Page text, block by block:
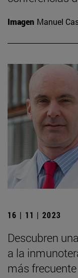
Imagen Manuel
16 | 11 | 2023
Descubren
a la
más frecuente